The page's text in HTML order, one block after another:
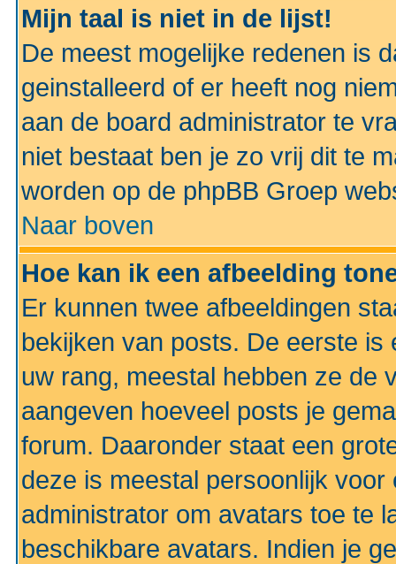
Mijn taal is niet in de lijst!
De meest mogelijke redenen is
geinstalleerd of er heeft nog
aan de board administrator te
niet bestaat ben je zo vrij dit te
worden op de phpBB Groep
Naar boven
Hoe kan ik een afbeelding
Er kunnen twee afbeeldingen
bekijken van posts. De eerste
uw rang, meestal hebben ze de
aangeven hoeveel posts je
forum. Daaronder staat een
deze is meestal persoonlijk
administrator om avatars toe te
beschikbare avatars. Indien je